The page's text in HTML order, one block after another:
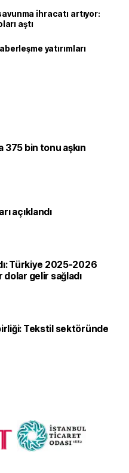
ihracatı artıyor:
aştı
yatırımları
375 bin tonu aşkın
açıklandı
Türkiye 2025-2026
dolar gelir sağladı
Tekstil sektöründe